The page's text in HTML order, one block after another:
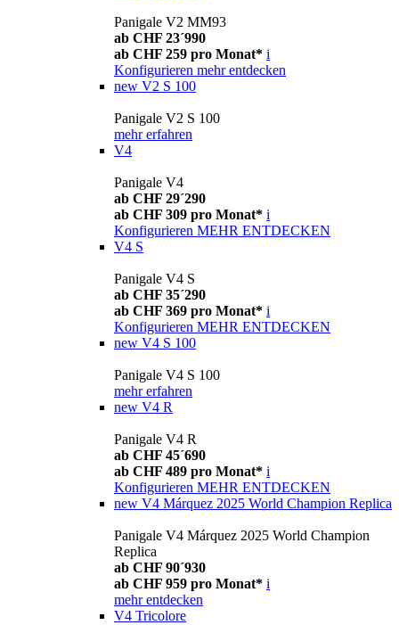
Panigale V2 MM93
ab CHF 23´990
ab CHF 259 pro Monat* i
Konfigurieren mehr entdecken
new V2 S 100
Panigale V2 S 100
mehr erfahren
V4
Panigale V4
ab CHF 29´290
ab CHF 309 pro Monat* i
Konfigurieren MEHR ENTDECKEN
V4 S
Panigale V4 S
ab CHF 35´290
ab CHF 369 pro Monat* i
Konfigurieren MEHR ENTDECKEN
new V4 S 100
Panigale V4 S 100
mehr erfahren
new V4 R
Panigale V4 R
ab CHF 45´690
ab CHF 489 pro Monat* i
Konfigurieren MEHR ENTDECKEN
new V4 Márquez 2025 World Champion Replica
Panigale V4 Márquez 2025 World Champion
Replica
ab CHF 90´930
ab CHF 959 pro Monat* i
mehr entdecken
V4 Tricolore